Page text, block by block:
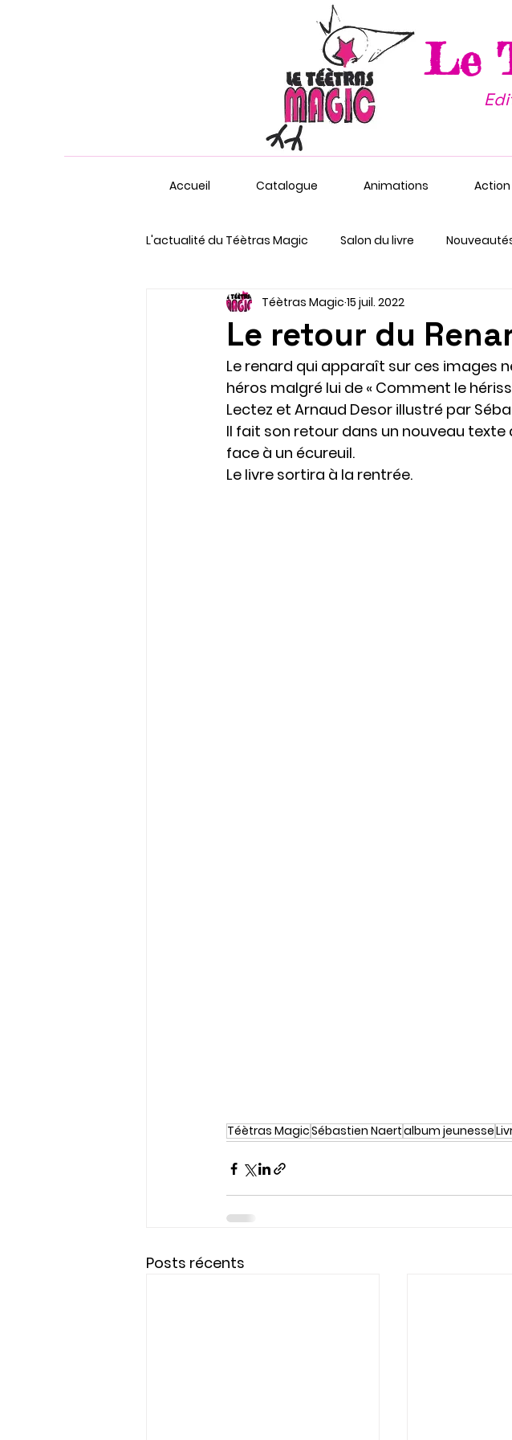
Le
Accueil Catalogue Animations
L'actualité du Téètras Magic Salon du livre
Marché nocturne
Le retour du
Téètras Magic 15 juil. 2022
Le renard qui apparaît sur ces images
héros malgré lui de « Comment le
Lectez et Arnaud Desor illustré par
Il fait son retour dans un nouveau texte
face à un écureuil.
Le livre sortira à la rentrée.
Téètras MagicSébastien Naertalbum jeunesse
Posts récents